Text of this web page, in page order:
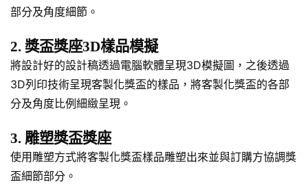
部分及角度細節。
2. 獎盃獎座3D樣品模擬
將設計好的設計稿透過電腦軟體呈現3D模擬圖，之後透過
3D列印技術呈現客製化獎盃的樣品，將客製化獎盃的各部
分及角度比例細緻呈現。
3. 雕塑獎盃獎座
使用雕塑方式將客製化獎盃樣品雕塑出來並與訂購方協調獎
盃細節部分。